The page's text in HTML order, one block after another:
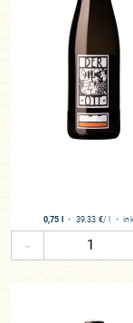
0,75 l ・ 39,33 €/ l ・
-